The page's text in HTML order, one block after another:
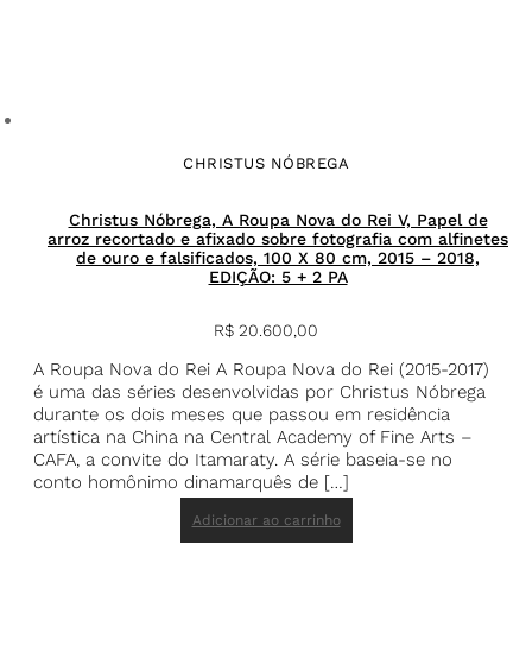
CHRISTUS NÓBREGA
Christus Nóbrega, A Roupa Nova do Rei V, Papel de
arroz recortado e afixado sobre fotografia com alfinetes
de ouro e falsificados, 100 X 80 cm, 2015 – 2018,
EDIÇÃO: 5 + 2 PA
R$ 20.600,00
A Roupa Nova do Rei A Roupa Nova do Rei (2015-2017)
é uma das séries desenvolvidas por Christus Nóbrega
durante os dois meses que passou em residência
artística na China na Central Academy of Fine Arts –
CAFA, a convite do Itamaraty. A série baseia-se no
conto homônimo dinamarquês de […]
Adicionar ao carrinho